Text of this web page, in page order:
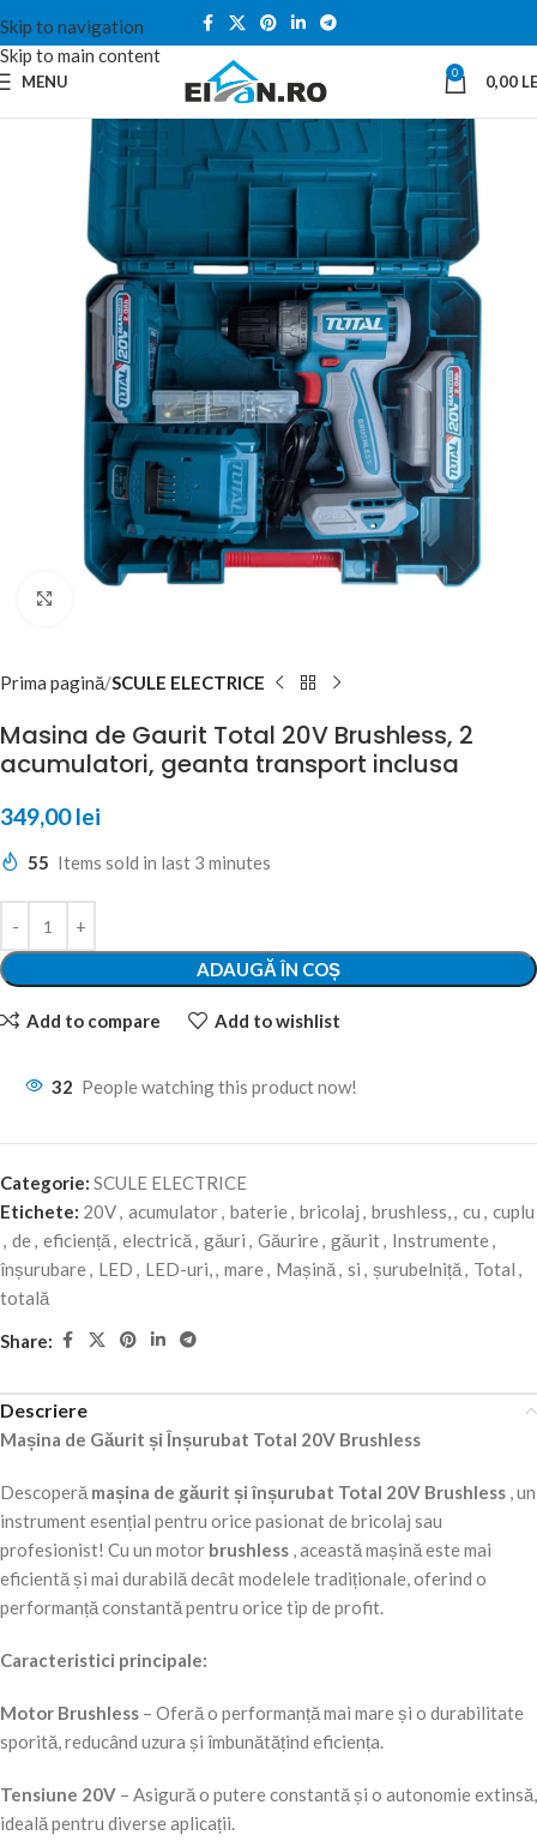
Skip to navigation
Skip to main content
MENU 0 0,00
Prima pagină SCULE ELECTRICE
Masina de Gaurit Total 20V Brushless, 2
acumulatori, geanta transport inclusa
349,00lei
55 Items sold in last 3 minutes
ADAUGĂ ÎN COȘ
Add to compare Add to wishlist
32 People watching this product now!
Categorie: SCULE ELECTRICE
Etichete: 20V, acumulator, baterie, bricolaj , brushless,, cu , cuplu
, de, eficiență, electrică, găuri , Găurire, găurit, Instrumente,
înșurubare, LED , LED-uri,, mare, Mașină, si , șurubelniță, Total ,
totală
Share:
Descriere
Mașina de Găurit și Înșurubat Total 20V Brushless
Descoperă mașina de găurit și înșurubat Total 20V Brushless , un
instrument esențial pentru orice pasionat de bricolaj sau
profesionist! Cu un motor brushless , această mașină este mai
eficientă și mai durabilă decât modelele tradiționale, oferind o
performanță constantă pentru orice tip de profit.
Caracteristici principale:
Motor Brushless – Oferă o performanță mai mare și o durabilitate
sporită, reducând uzura și îmbunătățind eficiența.
Tensiune 20V – Asigură o putere constantă și o autonomie extinsă,
ideală pentru diverse aplicații.